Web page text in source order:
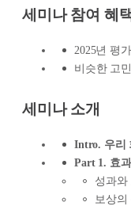
세미나 참여 혜
2025년 평
비슷한 고
세미나 소개
Intro. 우리
Part 1. 효
성과와
보상의